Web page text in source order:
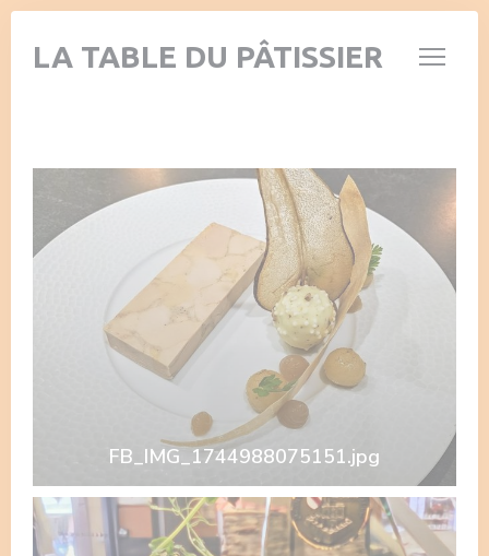
クッキー利用の管理について
LA TABLE DU PÂTISSIER
FB_IMG_1744988075151.jpg